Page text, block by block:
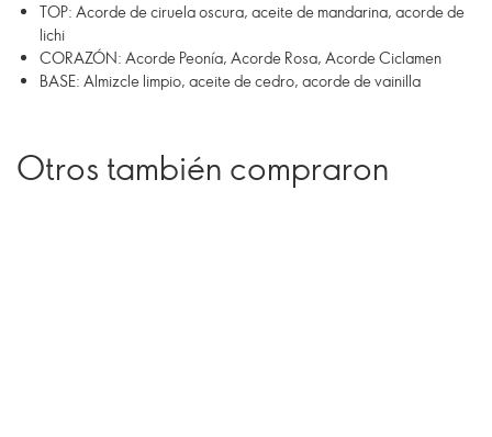
TOP: Acorde de ciruela oscura, aceite de mandarina, acorde de
lichi
CORAZÓN: Acorde Peonía, Acorde Rosa, Acorde Ciclamen
BASE: Almizcle limpio, aceite de cedro, acorde de vainilla
Otros también compraron